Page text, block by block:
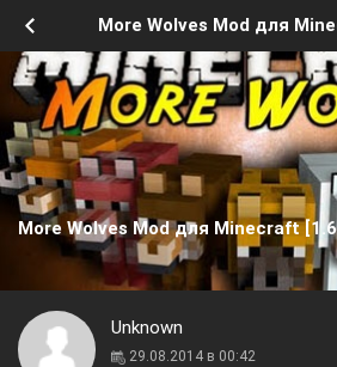
More Wolves Mod для
More Wolves Mod для Minecraft
Unknown
29.08.2014 в 00:42